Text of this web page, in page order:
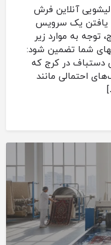
آنلاین فرش
یافتن یک سرویس
به موارد زیر
شما تضمین شود:
دستباف در کرج که
احتمالی مانند